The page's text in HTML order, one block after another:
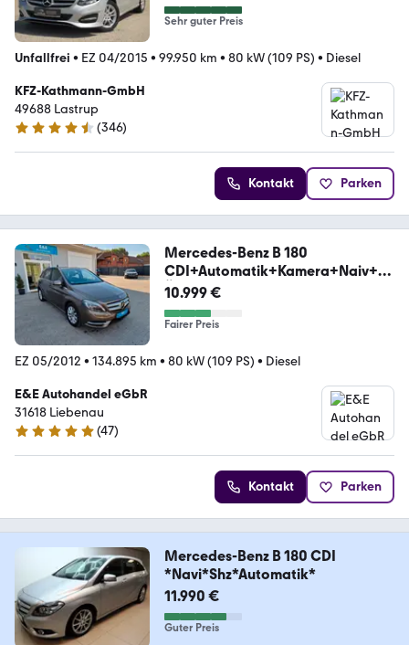
Sehr guter Preis
Unfallfrei • EZ 04/2015 • 99.950 km • 80 kW (109 PS) • Diesel
KFZ-Kathmann-GmbH
49688 Lastrup
4.6 Sterne
(346)
Kontakt Parken
Mercedes-Benz B 180
CDI+Automatik+Kamera+Naiv+T
ÜV neu
10.999 €
Fairer Preis
EZ 05/2012 • 134.895 km • 80 kW (109 PS) • Diesel
E&E Autohandel eGbR
31618 Liebenau
4.9 Sterne
(47)
Kontakt Parken
Mercedes-Benz B 180 CDI
*Navi*Shz*Automatik*
11.990 €
Guter Preis